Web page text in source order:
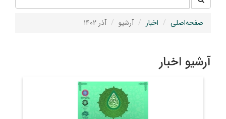
در
سایت
صفحه‌اصلی اخبار آرشیو آذر ۱۴۰۲
آرشیو اخبار